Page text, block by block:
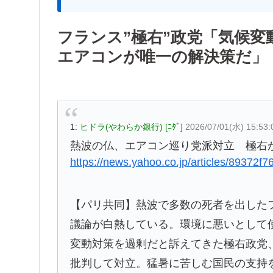
フランス”極右”政党「気候
エアコンが唯一の解決策だ」
1: ヒドラ(やわらか銀行) [ﾆﾀﾞ] 2026/07/01(水)
熱波の仏、エアコン巡り党派対立 極右
https://news.yahoo.co.jp/articles/
【パリ共同】熱波で多数の死者を出し
議論が白熱している。環境に悪いとし
変動対策を過剰だと訴えてきた極右政
批判して対立。猛暑に苦しむ国民の支